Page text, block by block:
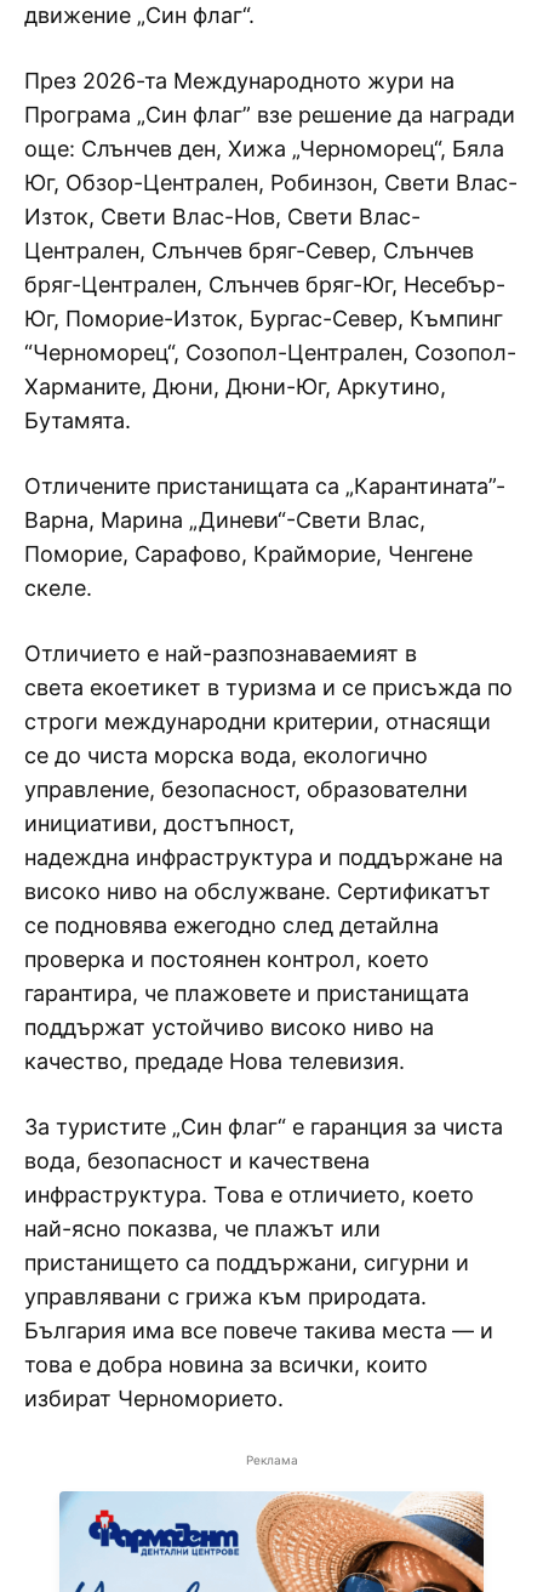
движение „Син флаг“.
През 2026-та Международното жури на
Програма „Син флаг” взе решение да награди
още: Слънчев ден, Хижа „Черноморец“, Бяла
Юг, Обзор-Централен, Робинзон, Свети Влас-
Изток, Свети Влас-Нов, Свети Влас-
Централен, Слънчев бряг-Север, Слънчев
бряг-Централен, Слънчев бряг-Юг, Несебър-
Юг, Поморие-Изток, Бургас-Север, Къмпинг
“Черноморец“, Созопол-Централен, Созопол-
Харманите, Дюни, Дюни-Юг, Аркутино,
Бутамята.
Отличените пристанищата са „Карантината”-
Варна, Марина „Диневи“-Свети Влас,
Поморие, Сарафово, Крайморие, Ченгене
скеле.
Отличието е най-разпознаваемият в
света екоетикет в туризма и се присъжда по
строги международни критерии, отнасящи
се до чиста морска вода, екологично
управление, безопасност, образователни
инициативи, достъпност,
надеждна инфраструктура и поддържане на
високо ниво на обслужване. Сертификатът
се подновява ежегодно след детайлна
проверка и постоянен контрол, което
гарантира, че плажовете и пристанищата
поддържат устойчиво високо ниво на
качество, предаде Нова телевизия.
За туристите „Син флаг“ е гаранция за чиста
вода, безопасност и качествена
инфраструктура. Това е отличието, което
най-ясно показва, че плажът или
пристанището са поддържани, сигурни и
управлявани с грижа към природата.
България има все повече такива места — и
това е добра новина за всички, които
избират Черноморието.
Реклама